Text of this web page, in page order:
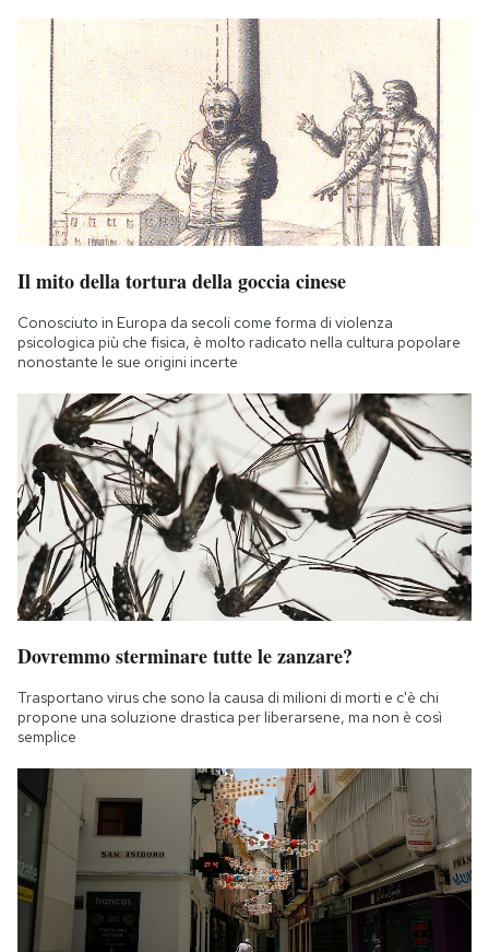
Il mito della tortura della goccia cinese
Conosciuto in Europa da secoli come forma di violenza
psicologica più che fisica, è molto radicato nella cultura popolare
nonostante le sue origini incerte
Dovremmo sterminare tutte le zanzare?
Trasportano virus che sono la causa di milioni di morti e c'è chi
propone una soluzione drastica per liberarsene, ma non è così
semplice